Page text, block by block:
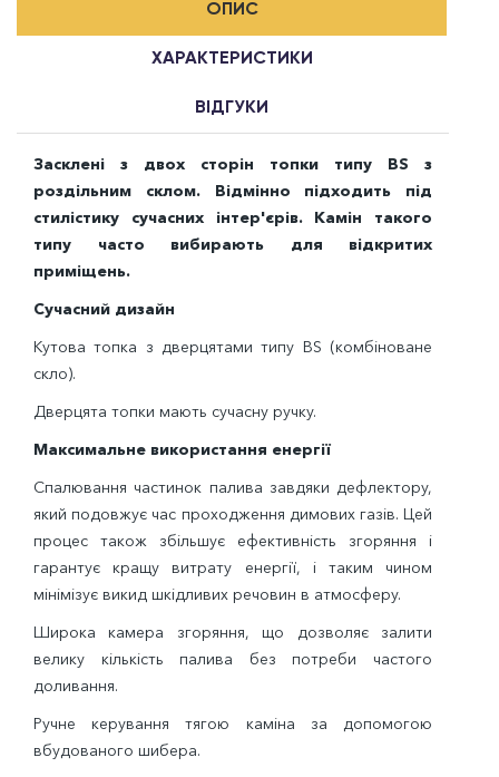
ОПИС
ХАРАКТЕРИСТИКИ
ВІДГУКИ
Засклені з двох сторін топки типу ВS з
роздільним склом. Відмінно підходить під
стилістику сучасних інтер'єрів. Камін такого
типу часто вибирають для відкритих
приміщень.
Сучасний дизайн
Кутова топка з дверцятами типу BS (комбіноване
скло).
Дверцята топки мають сучасну ручку.
Максимальне використання енергії
Спалювання частинок палива завдяки дефлектору,
який подовжує час проходження димових газів. Цей
процес також збільшує ефективність згоряння і
гарантує кращу витрату енергії, і таким чином
мінімізує викид шкідливих речовин в атмосферу.
Широка камера згоряння, що дозволяє залити
велику кількість палива без потреби частого
доливання.
Ручне керування тягою каміна за допомогою
вбудованого шибера.